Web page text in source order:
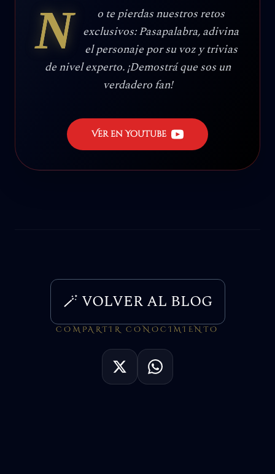
N
o te pierdas nuestros retos
exclusivos: Pasapalabra, adivina
el personaje por su voz y trivias
de nivel experto. ¡Demostrá que sos un
verdadero fan!
Ver en YouTube
🪄 VOLVER AL BLOG
COMPARTIR CONOCIMIENTO